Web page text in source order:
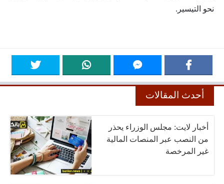
نحو التيسير.
أحدث المقالات
أخبار لايت: مجلس الوزراء يحذر
من النصب عبر المنصات المالية
غير المرخصة